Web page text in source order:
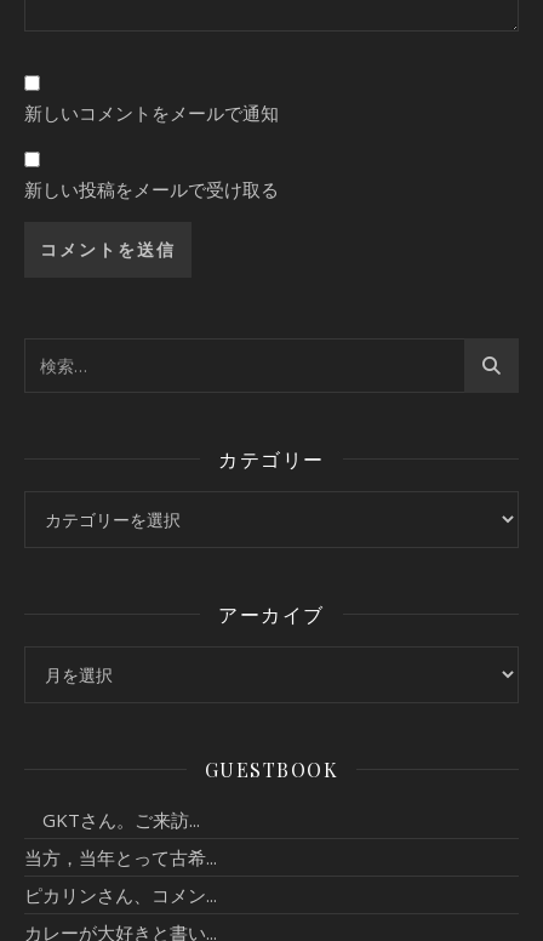
新しいコメントをメールで通知
新しい投稿をメールで受け取る
カテゴリー
アーカイブ
GUESTBOOK
GKTさん。ご来訪...
当方，当年とって古希...
ピカリンさん、コメン...
カレーが大好きと書い...